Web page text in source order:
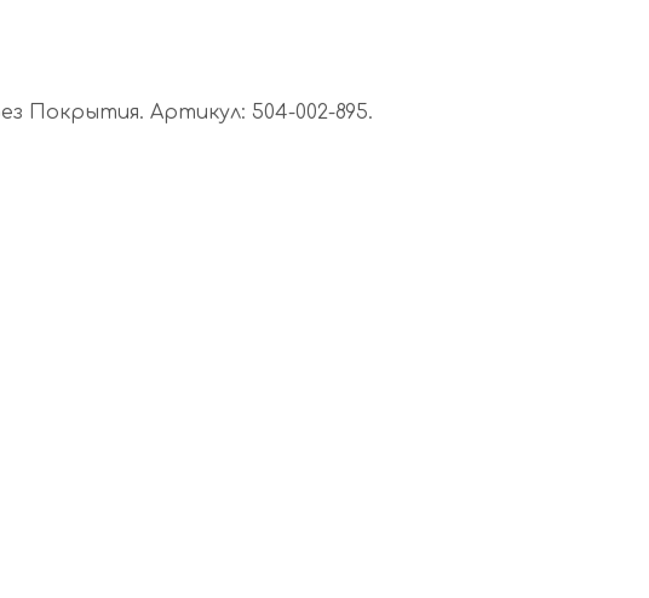
Покрытия. Артикул: 504-002-895.